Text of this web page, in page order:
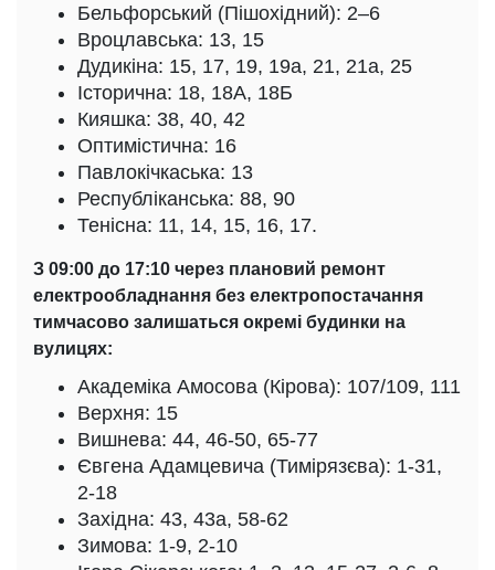
Бельфорський (Пішохідний): 2–6
Вроцлавська: 13, 15
Дудикіна: 15, 17, 19, 19а, 21, 21а, 25
Історична: 18, 18А, 18Б
Кияшка: 38, 40, 42
Оптимістична: 16
Павлокічкаська: 13
Республіканська: 88, 90
Тенісна: 11, 14, 15, 16, 17.
З 09:00 до 17:10 через плановий ремонт
електрообладнання без електропостачання
тимчасово залишаться окремі будинки на
вулицях:
Академіка Амосова (Кірова): 107/109, 111
Верхня: 15
Вишнева: 44, 46-50, 65-77
Євгена Адамцевича (Тимірязєва): 1-31,
2-18
Західна: 43, 43а, 58-62
Зимова: 1-9, 2-10